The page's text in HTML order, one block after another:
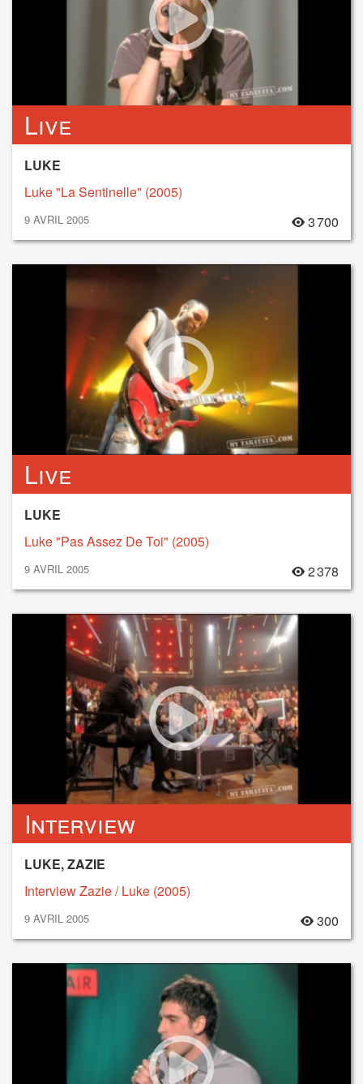
Live
LUKE
Luke "La Sentinelle" (2005)
9 AVRIL 2005 3 700
Live
LUKE
Luke "Pas Assez De Toi" (2005)
9 AVRIL 2005 2 378
Interview
LUKE, ZAZIE
Interview Zazie / Luke (2005)
9 AVRIL 2005 300